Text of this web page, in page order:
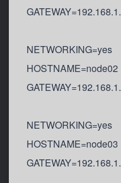
NETWORKING=yes
HOSTNAME=node02
NETWORKING=yes
HOSTNAME=node03